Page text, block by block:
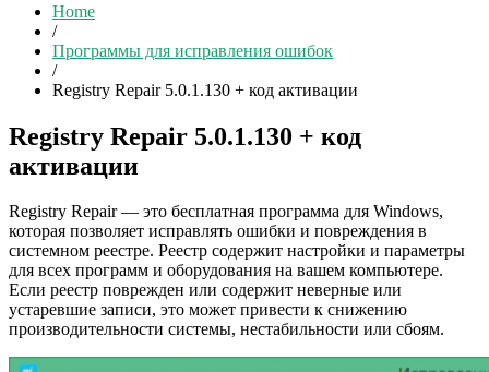
Home
/
Программы для исправления ошибок
/
Registry Repair 5.0.1.130 + код активации
Registry Repair 5.0.1.130 + код
активации
Registry Repair — это бесплатная программа для Windows,
которая позволяет исправлять ошибки и повреждения в
системном реестре. Реестр содержит настройки и параметры
для всех программ и оборудования на вашем компьютере.
Если реестр поврежден или содержит неверные или
устаревшие записи, это может привести к снижению
производительности системы, нестабильности или сбоям.